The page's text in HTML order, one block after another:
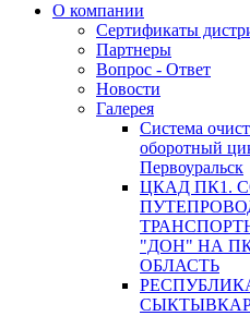
О компании
Сертификаты
Партнеры
Вопрос - Ответ
Новости
Галерея
Система
оборотный
Первоуральск
ЦКАД ПК1.
"ДОН" НА
ОБЛАСТЬ